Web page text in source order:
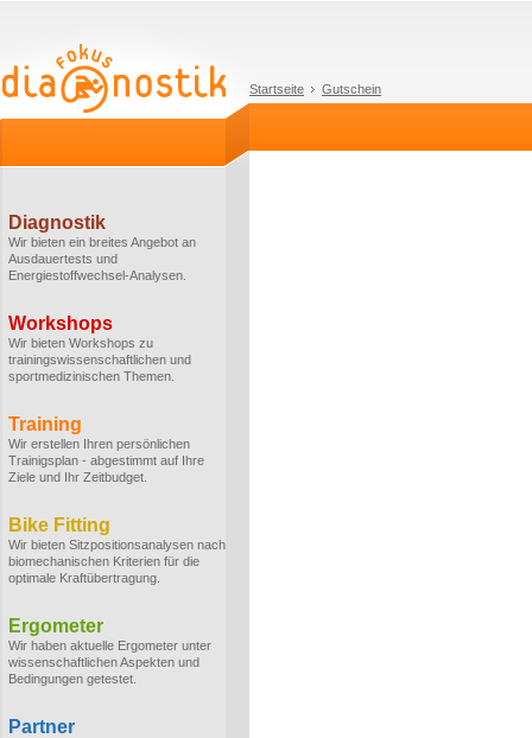
Startseite Gutschein
Diagnostik
Wir bieten ein breites Angebot an
Ausdauertests und
Energiestoffwechsel-Analysen.
Workshops
Wir bieten Workshops zu
trainingswissenschaftlichen und
sportmedizinischen Themen.
Training
Wir erstellen Ihren persönlichen
Trainigsplan - abgestimmt auf Ihre
Ziele und Ihr Zeitbudget.
Bike Fitting
Wir bieten Sitzpositionsanalysen nach
biomechanischen Kriterien für die
optimale Kraftübertragung.
Ergometer
Wir haben aktuelle Ergometer unter
wissenschaftlichen Aspekten und
Bedingungen getestet.
Partner